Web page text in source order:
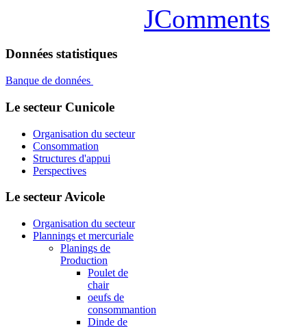
JComments
Données statistiques
Banque de données
Le secteur Cunicole
Organisation du secteur
Consommation
Structures d'appui
Perspectives
Le secteur Avicole
Organisation du secteur
Plannings et mercuriale
Planings de
Production
Poulet de
chair
oeufs de
consommantion
Dinde de